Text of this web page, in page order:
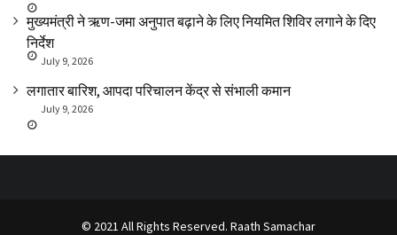
मुख्यमंत्री ने ऋण-जमा अनुपात बढ़ाने के लिए नियमित शिविर लगाने के दिए
निर्देश
July 9, 2026
लगातार बारिश, आपदा परिचालन केंद्र से संभाली कमान
July 9, 2026
© 2021 All Rights Reserved. Raath Samachar